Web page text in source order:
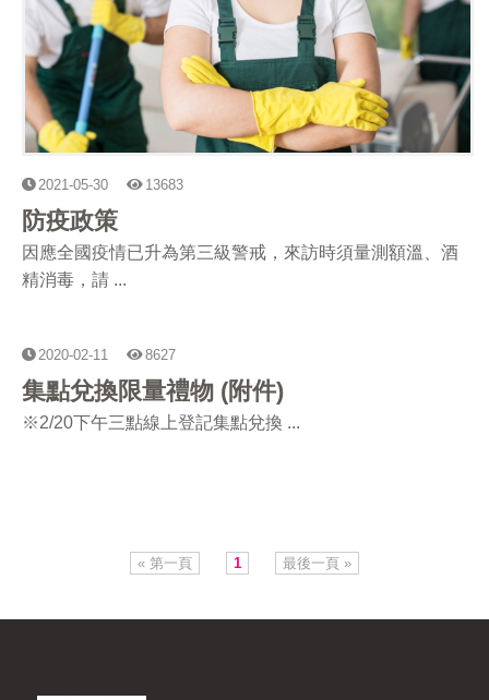
2021-05-30 13683
防疫政策
因應全國疫情已升為第三級警戒，來訪時須量測額溫、酒
精消毒，請 ...
2020-02-11 8627
集點兌換限量禮物 (附件)
※2/20下午三點線上登記集點兌換 ...
« 第一頁 1 最後一頁 »